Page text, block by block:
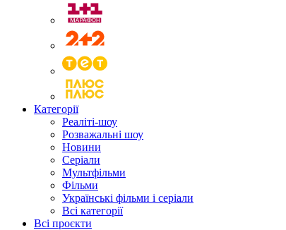
Категорії
Реаліті-шоу
Розважальні шоу
Новини
Серіали
Мультфільми
Фільми
Українські фільми і серіали
Всі категорії
Всі проєкти